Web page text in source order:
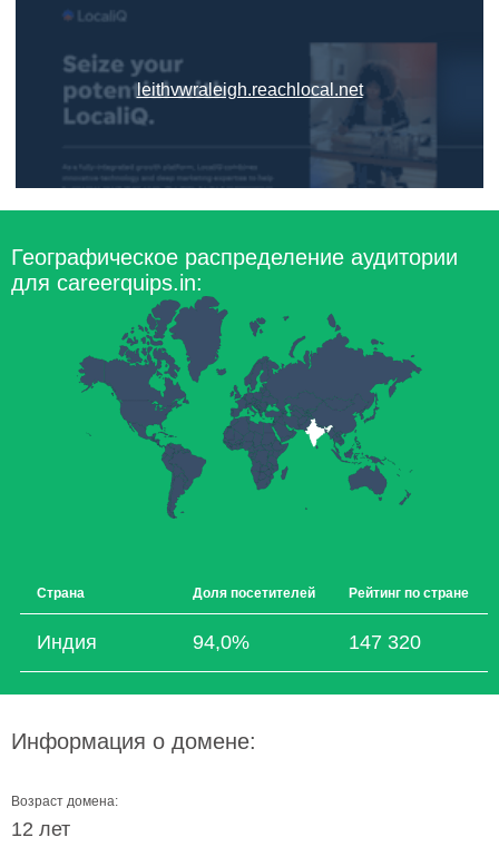
leithvwraleigh.reachlocal.net
Географическое распределение аудитории
для careerquips.in:
Страна Доля посетителей Рейтинг по стране
Индия 94,0% 147 320
Информация о домене:
Возраст домена:
12 лет